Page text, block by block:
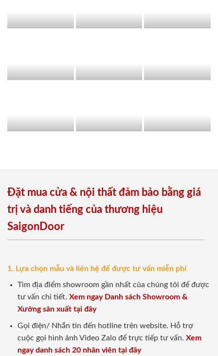
Đặt mua cửa & nội thất đảm bảo bằng giá
trị và danh tiếng của thương hiệu
SaigonDoor
1. Lựa chọn mẫu và liên hệ để được tư vấn miễn phí
Tìm địa điểm showroom gần nhất của chúng tôi để được
tư vấn chi tiết. Xem ngay Danh sách Showroom &
Xưởng sản xuất tại đây
Gọi điện/ Nhắn tin đến hotline trên website. Hỗ trợ
cuộc gọi hình ảnh Video Zalo để trực tiếp tư vấn. Xem
ngay danh sách 20 nhân viên tại đây